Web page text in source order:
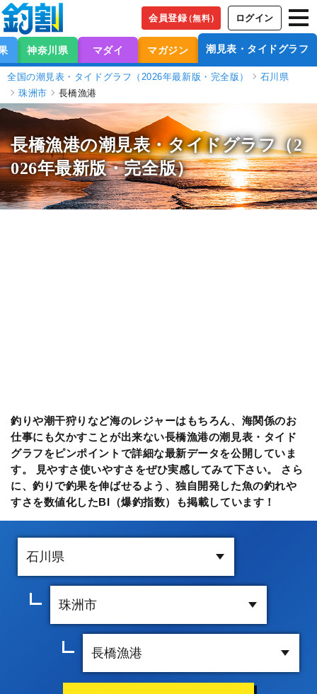
会員登録（無料） ログイン
神奈川県 マダイ マガジン 潮見表・タイドグラフ
全国の潮見表・タイドグラフ（2026年最新版・完全版）
石川県
珠洲市
長橋漁港
長橋漁港の潮見表・タイドグラフ（2
026年最新版・完全版）
釣りや潮干狩りなど海のレジャーはもちろん、海関係のお
仕事にも欠かすことが出来ない長橋漁港の潮見表・タイド
グラフをピンポイントで詳細な最新データを公開していま
す。 見やすさ使いやすさをぜひ実感してみて下さい。 さら
に、釣りで釣果を伸ばせるよう、独自開発した魚の釣れや
すさを数値化したBI（爆釣指数）も掲載しています！